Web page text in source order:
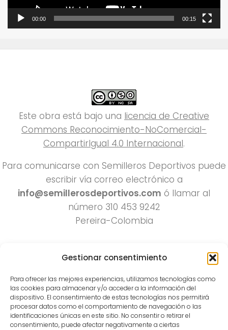
Gestionar consentimiento
Para ofrecer las mejores experiencias, utilizamos tecnologías como
las cookies para almacenar y/o acceder a la información del
dispositivo. El consentimiento de estas tecnologías nos permitirá
procesar datos como el comportamiento de navegación o las
identificaciones únicas en este sitio. No consentir o retirar el
consentimiento, puede afectar negativamente a ciertas
00:00 00:15
Este obra está bajo una licencia de Creative
Commons Reconocimiento-NoComercial-
CompartirIgual 4.0 Internacional.
Para comunicarse con Semilleros Deportivos puede
escribir vía correo electrónico a
info@semillerosdeportivos.com ó llamar al
número 310 453 9242
Pereira-Colombia
Todos los derechos reservados 2022.